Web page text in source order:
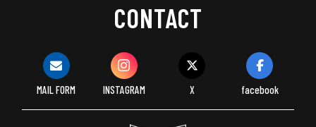
CONTACT
MAIL FORM INSTAGRAM X facebook